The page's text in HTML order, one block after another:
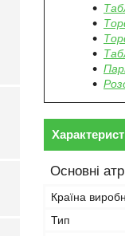
Основні
Країна
Тип